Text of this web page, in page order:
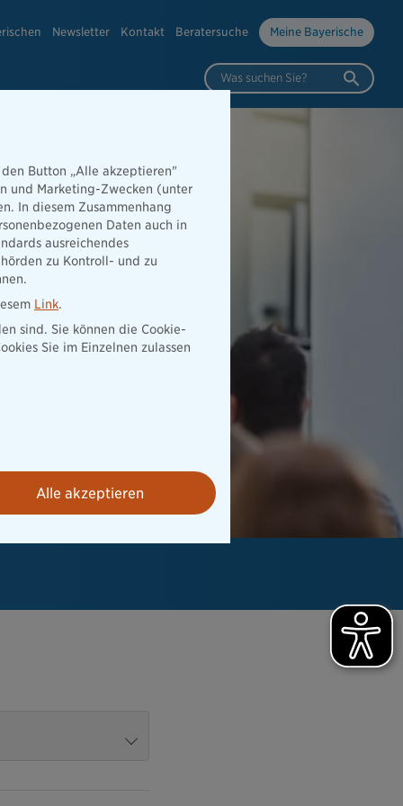
Newsletter Kontakt Beratersuche Meine Bayerische
Was suchen Sie?
Button „Alle akzeptieren"
und Marketing-Zwecken (unter
In diesem Zusammenhang
Daten auch in
ausreichendes
zu Kontroll- und zu
Link.
sind. Sie können die Cookie-
Sie im Einzelnen zulassen
Alle akzeptieren